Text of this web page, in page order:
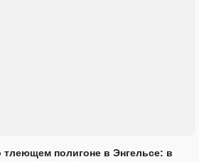
полигоне в Энгельсе: в